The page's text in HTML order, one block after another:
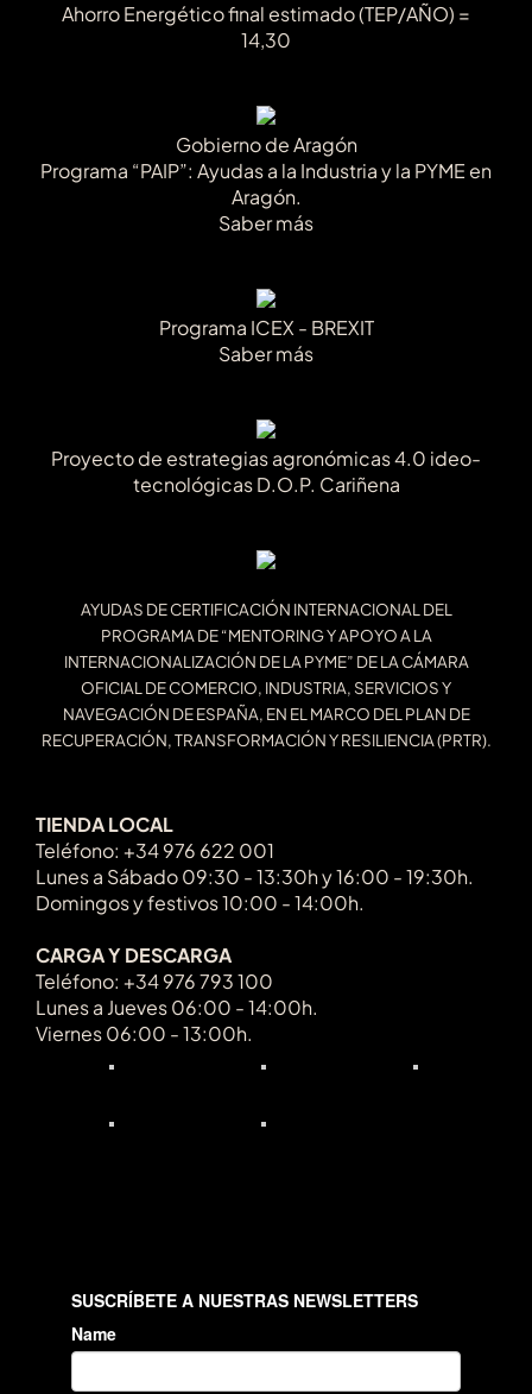
Ahorro Energético final estimado (TEP/AÑO) =
14,30
Gobierno de Aragón
Programa “PAIP”: Ayudas a la Industria y la PYME en
Aragón.
Saber más
Programa ICEX - BREXIT
Saber más
Proyecto de estrategias agronómicas 4.0 ideo-
tecnológicas D.O.P. Cariñena
AYUDAS DE CERTIFICACIÓN INTERNACIONAL DEL
PROGRAMA DE “MENTORING Y APOYO A LA
INTERNACIONALIZACIÓN DE LA PYME” DE LA CÁMARA
OFICIAL DE COMERCIO, INDUSTRIA, SERVICIOS Y
NAVEGACIÓN DE ESPAÑA, EN EL MARCO DEL PLAN DE
RECUPERACIÓN, TRANSFORMACIÓN Y RESILIENCIA (PRTR).
TIENDA LOCAL
Teléfono: +34 976 622 001
Lunes a Sábado 09:30 - 13:30h y 16:00 - 19:30h.
Domingos y festivos 10:00 - 14:00h.
CARGA Y DESCARGA
Teléfono: +34 976 793 100
Lunes a Jueves 06:00 - 14:00h.
Viernes 06:00 - 13:00h.